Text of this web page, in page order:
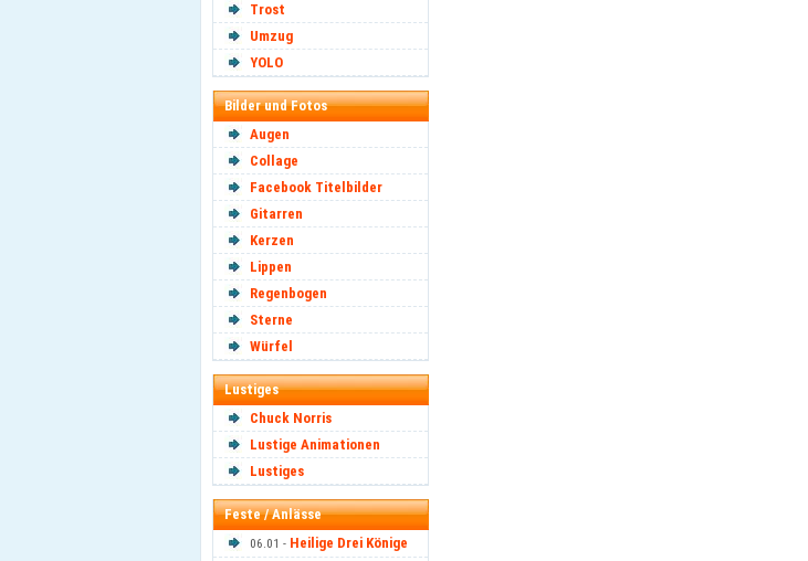
Trost
Umzug
YOLO
Bilder und Fotos
Augen
Collage
Facebook Titelbilder
Gitarren
Kerzen
Lippen
Regenbogen
Sterne
Würfel
Lustiges
Chuck Norris
Lustige Animationen
Lustiges
Feste / Anlässe
06.01 - Heilige Drei Könige